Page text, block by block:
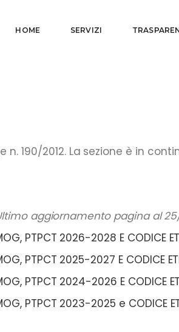
HOME SERVIZI
190/2012. La sezione è in
aggiornamento pagina al
PTPCT 2026-2028 E CODICE
PTPCT 2025-2027 E CODICE
PTPCT 2024-2026 E CODICE
PTPCT 2023-2025 e CODICE